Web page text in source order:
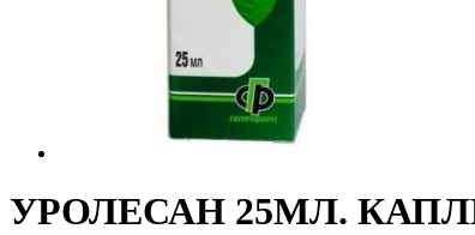
УРОЛЕСАН 25МЛ.